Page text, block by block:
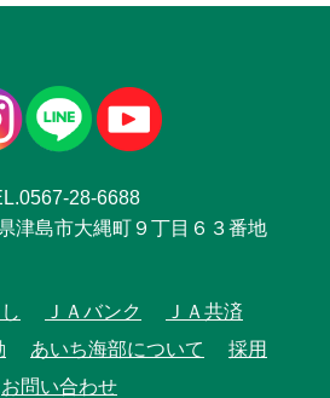
28-6688
津島市大縄町９丁目６３番地
ＪＡバンク
ＪＡ共済
あいち海部について
採用
お問い合わせ